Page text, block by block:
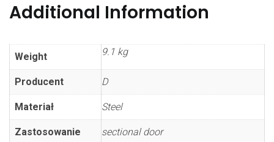
Additional Information
Weight 9.1 kg
Producent D
Materiał Steel
Zastosowanie sectional door